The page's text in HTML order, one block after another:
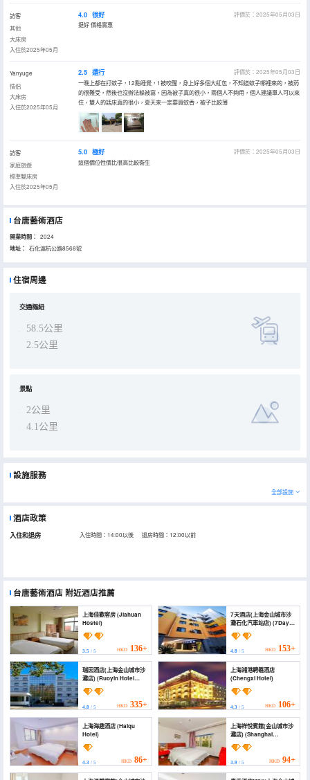
訪客
其他
大床房
入住於2025年05月
4.0 很好
評價於：2025年05月03日
挺好 價格實惠
Yanyuge
情侶
大床房
入住於2025年05月
2.5 還行
評價於：2025年05月03日
一晚上都在打蚊子，12點睡覺，1被咬醒，身上好多個大紅包，不知道蚊子哪裡來的，被葯
的很難受，然後也沒辦法躲被窩，因為被子真的很小，兩個人不夠用，個人建議單人可以來
住，雙人的話床真的很小，夏天來一定要買蚊香，被子比較薄
訪客
家庭旅遊
標準雙床房
入住於2025年05月
5.0 極好
評價於：2025年05月03日
這個價位性價比很高比較衞生
台唐藝術酒店
開業時間： 2024
地址： 石化滬杭公路8568號
住宿周邊
交通樞紐
58.5公里
2.5公里
景點
2公里
4.1公里
設施服務
全部設施
酒店政策
入住和退房 入住時間：14:00以後 退房時間：12:00以前
台唐藝術酒店 附近酒店推薦
上海佳歡客房 (Jiahuan
Hostel)
3.5 / 5 HKD 136+
7天酒店(上海金山城市沙
灘石化汽車站店) (7Days
Inn Hotel (Shanghai
Jinshan City Beach
Shihua Bus Station))
4.8/ 5 HKD 153+
瑞因酒店(上海金山城市沙
灘店) (Ruoyin Hotel
(Shanghai Jinshan City
Beach))
4.8 / 5 HKD 335+
上海湘港騁羲酒店
(Chengxi Hotel)
4.3/ 5 HKD 106+
上海海趣酒店 (Haiqu
Hotel)
4.3 / 5 HKD 86+
上海祥悅賓館(金山城市沙
灘店) (Shanghai
XiangYue Hotel)
3.9/ 5 HKD 94+